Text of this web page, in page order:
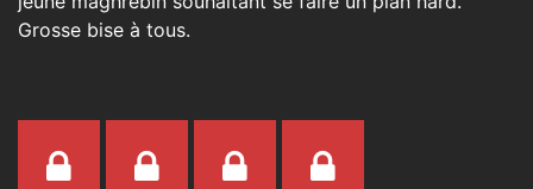
Grosse bise à tous.